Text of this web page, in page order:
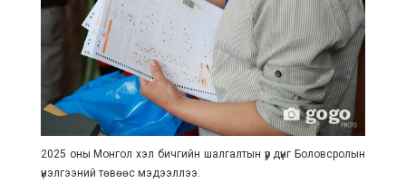
2025 оны Монгол хэл бичгийн шалгалтын үр дүнг Боловсролын
үнэлгээний төвөөс мэдээллээ.